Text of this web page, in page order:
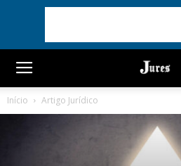
Início Artigo Jurídico